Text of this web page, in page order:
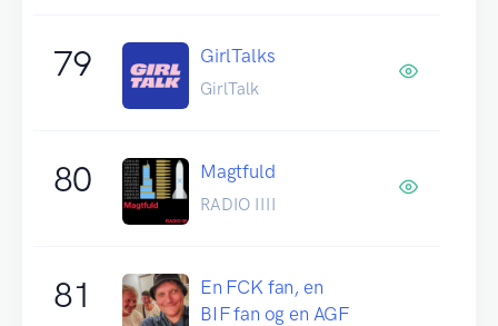
79 GirlTalks
GirlTalk
80 Magtfuld
RADIO IIII
81
En FCK fan, en
BIF fan og en AGF